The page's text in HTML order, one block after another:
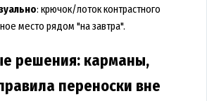
: крючок/лоток контрастного
место рядом "на завтра".
решения: карманы,
переноски вне